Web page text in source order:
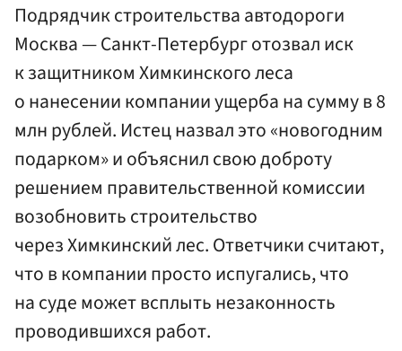
Подрядчик строительства автодороги
Москва — Санкт-Петербург отозвал иск
к защитником Химкинского леса
о нанесении компании ущерба на сумму в 8
млн рублей. Истец назвал это «новогодним
подарком» и объяснил свою доброту
решением правительственной комиссии
возобновить строительство
через Химкинский лес. Ответчики считают,
что в компании просто испугались, что
на суде может всплыть незаконность
проводившихся работ.